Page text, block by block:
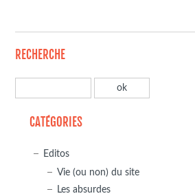
RECHERCHE
CATÉGORIES
Editos
Vie (ou non) du site
Les absurdes